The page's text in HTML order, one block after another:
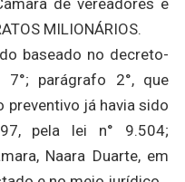
de vereadores e
MILIONÁRIOS.
baseado no decreto-
parágrafo 2°, que
já havia sido
pela lei n° 9.504;
Naara Duarte, em